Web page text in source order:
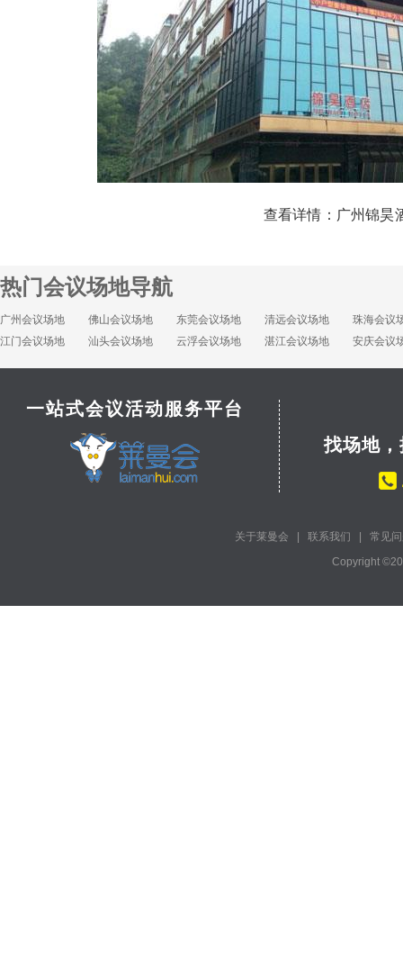
查看详情： 广州锦昊
热门会议场地导航
广州会议场地 佛山会议场地 东莞会议场地 清远会议场地
珠海会议
江门会议场地
汕头会议场地 云浮会议场地 湛江会议场地 安庆会议
一站式会议活动服务平台
找场地
关于莱曼会 联系我们
常见
Copyright